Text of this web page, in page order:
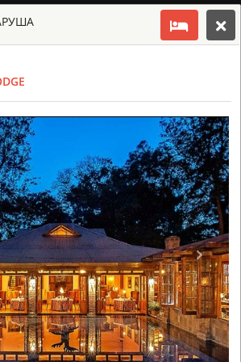
ТАНЗАНИЯ - АРУША
LODGE